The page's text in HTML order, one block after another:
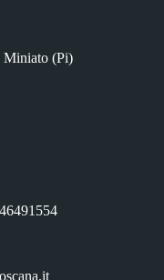
Miniato (Pi)